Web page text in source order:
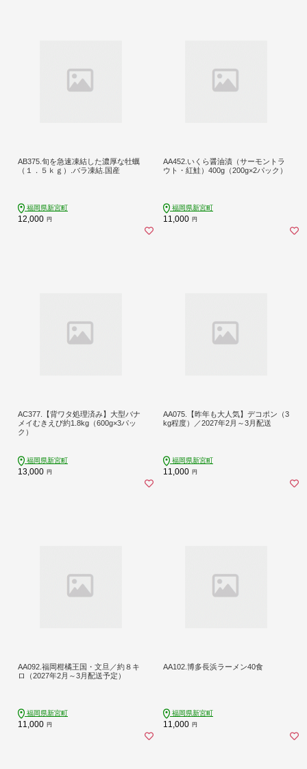
AB375.旬を急速凍結した濃厚な牡蠣
（１．５ｋｇ）.バラ凍結.国産
福岡県新宮町
12,000 円
AA452.いくら醤油漬（サーモントラ
ウト・紅鮭）400g（200g×2パック）
福岡県新宮町
11,000 円
AC377.【背ワタ処理済み】大型バナ
メイむきえび約1.8kg（600g×3パッ
ク）
福岡県新宮町
13,000 円
AA075.【昨年も大人気】デコポン（3
kg程度）／2027年2月～3月配送
福岡県新宮町
11,000 円
AA092.福岡柑橘王国・文旦／約８キ
ロ（2027年2月～3月配送予定）
福岡県新宮町
11,000 円
AA102.博多長浜ラーメン40食
福岡県新宮町
11,000 円